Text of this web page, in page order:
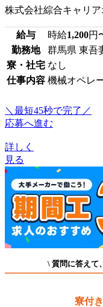
株式会社綜合キャリ
給与 時給1,200円
勤務地
群馬県 東吾
寮・社宅 なし
仕事内容 機械オペレ
＼最短45秒で完了／
応募へ進む
詳しく
見る
\ 質問に答えて、
寮付